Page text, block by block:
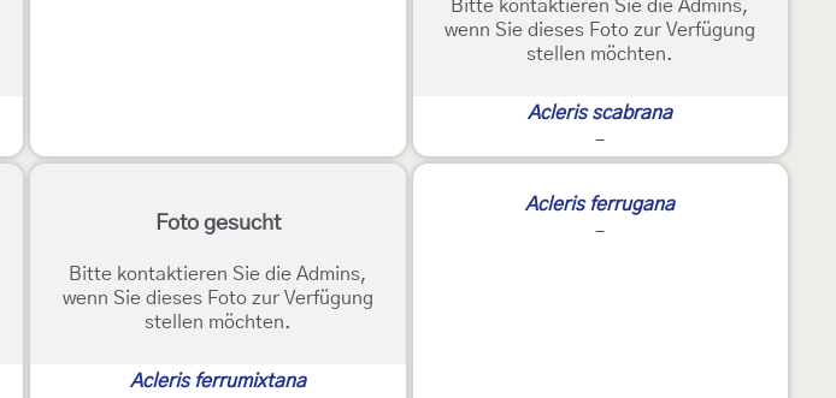
Bitte kontaktieren Sie die Admins,
wenn Sie dieses Foto zur Verfügung
stellen möchten.
Acleris scabrana
-
Foto gesucht
Bitte kontaktieren Sie die Admins,
wenn Sie dieses Foto zur Verfügung
stellen möchten.
Acleris ferrumixtana
Acleris ferrugana
-